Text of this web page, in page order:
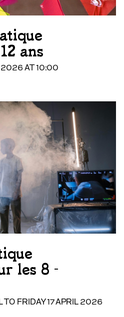
ans
2026 AT 10:00
les 8 -
TO FRIDAY 17 APRIL 2026